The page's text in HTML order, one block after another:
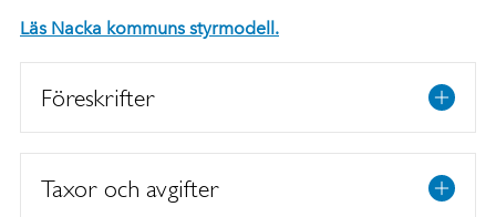
Läs Nacka kommuns styrmodell.
Föreskrifter
Taxor och avgifter